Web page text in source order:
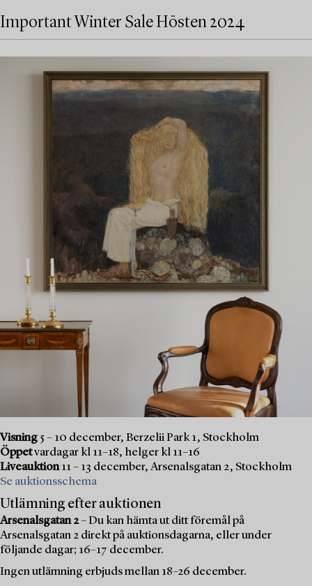
Important Winter Sale Hösten 2024
Visning 5 – 10 december, Berzelii Park 1, Stockholm
Öppetvardagar kl 11–18, helger kl 11–16
Liveauktion11 – 13 december, Arsenalsgatan 2, Stockholm
Se auktionsschema
Utlämning efter auktionen
Arsenalsgatan 2– Du kan hämta ut ditt föremål på
Arsenalsgatan 2 direkt på auktionsdagarna, eller under
följande dagar; 16–17 december.
Ingen utlämning erbjuds mellan 18–26 december.